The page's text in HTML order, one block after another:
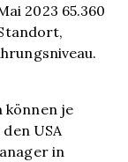
2023 65.360
können je
USA
in